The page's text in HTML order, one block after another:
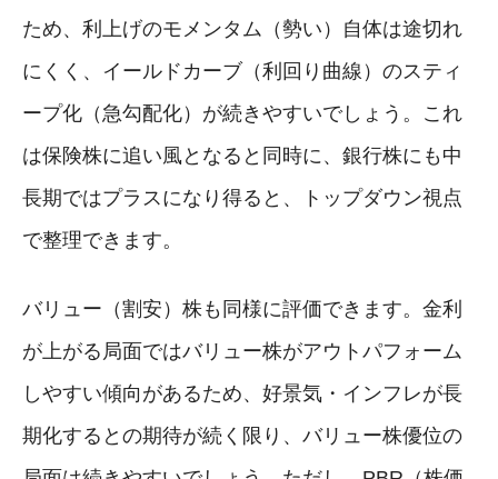
ため、利上げのモメンタム（勢い）自体は途切れ
にくく、イールドカーブ（利回り曲線）のスティ
ープ化（急勾配化）が続きやすいでしょう。これ
は保険株に追い風となると同時に、銀行株にも中
長期ではプラスになり得ると、トップダウン視点
で整理できます。
バリュー（割安）株も同様に評価できます。金利
が上がる局面ではバリュー株がアウトパフォーム
しやすい傾向があるため、好景気・インフレが長
期化するとの期待が続く限り、バリュー株優位の